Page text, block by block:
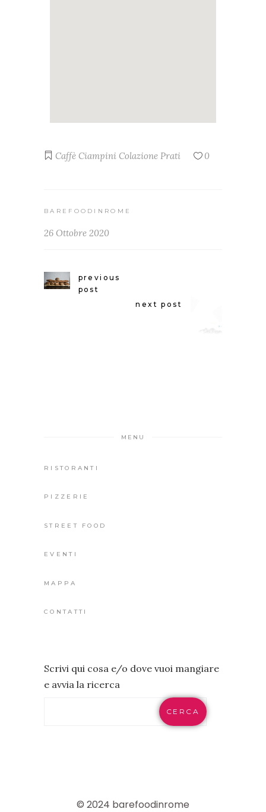
Caffè Ciampini Colazione Prati 0
BAREFOODINROME
26 Ottobre 2020
previous
post
next post
MENU
RISTORANTI
PIZZERIE
STREET FOOD
EVENTI
MAPPA
CONTATTI
Scrivi qui cosa e/o dove vuoi mangiare
e avvia la ricerca
CERCA
© 2024 barefoodinrome